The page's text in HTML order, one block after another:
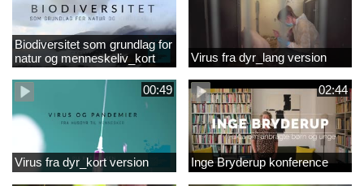
Biodiversitet som grundlag for
natur og menneskeliv_kort
version
Virus fra dyr_lang version
00:49
Virus fra dyr_kort version
02:44
Inge Bryderup konference